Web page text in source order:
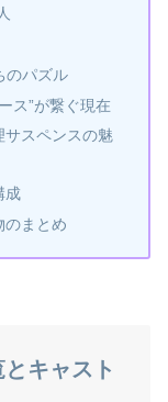
のパズル
ス”が繋ぐ現在
サスペンスの魅
成
まとめ
キャスト